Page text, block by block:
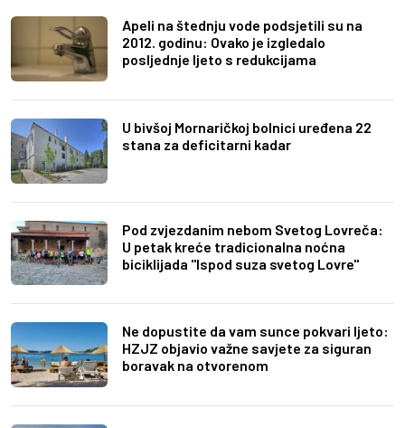
Apeli na štednju vode podsjetili su na
2012. godinu: Ovako je izgledalo
posljednje ljeto s redukcijama
U bivšoj Mornaričkoj bolnici uređena 22
stana za deficitarni kadar
Pod zvjezdanim nebom Svetog Lovreča:
U petak kreće tradicionalna noćna
biciklijada "Ispod suza svetog Lovre"
Ne dopustite da vam sunce pokvari ljeto:
HZJZ objavio važne savjete za siguran
boravak na otvorenom